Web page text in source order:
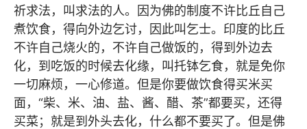
祈求法，叫求法的人。因为佛的制度不许比丘自己
煮饮食，得向外边乞讨，因此叫乞士。印度的比丘
不许自己烧火的，不许自己做饭的，得到外边去
化，到吃饭的时候去化缘，叫托钵乞食，就是免你
一切麻烦，一心修道。但是你要做饮食得买米买
面，“柴、米、油、盐、酱、醋、茶”都要买，还得
买菜；就是到外头去化，什么都不要买了。但是佛